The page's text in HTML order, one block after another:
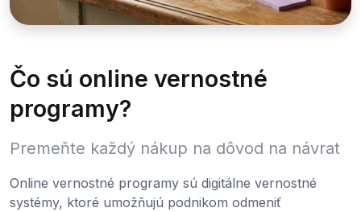
Čo sú online vernostné
programy?
Premeňte každý nákup na dôvod na návrat
Online vernostné programy sú digitálne vernostné
systémy, ktoré umožňujú podnikom odmeniť